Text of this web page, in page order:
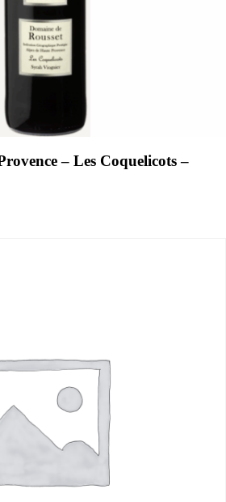
– Les Coquelicots –